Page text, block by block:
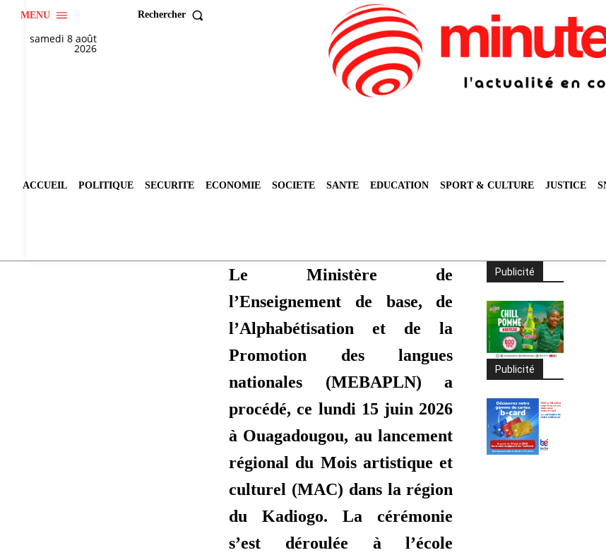
MENU Rechercher
samedi 8 août
2026
ACCUEIL POLITIQUE SECURITE ECONOMIE SOCIETE SANTE EDUCATION SPORT & CULTURE JUSTICE
Le Ministère de
l’Enseignement de base, de
l’Alphabétisation et de la
Promotion des langues
nationales (MEBAPLN) a
procédé, ce lundi 15 juin 2026
à Ouagadougou, au lancement
régional du Mois artistique et
culturel (MAC) dans la région
du Kadiogo. La cérémonie
s’est déroulée à l’école
Publicité
Publicité